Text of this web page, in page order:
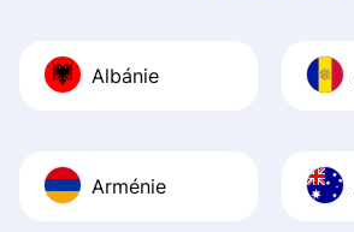
Albánie
Arménie